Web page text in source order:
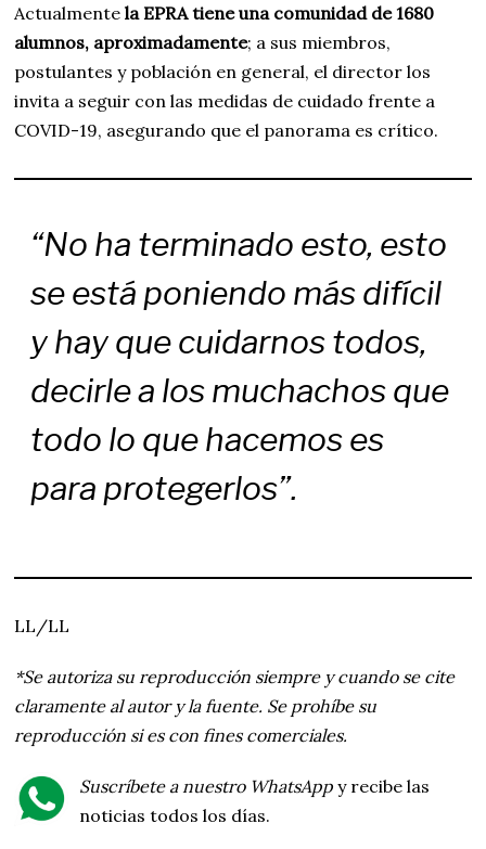
Actualmentela EPRA tiene una comunidad de 1680
alumnos, aproximadamente; a sus miembros,
postulantes y población en general, el director los
invita a seguir con las medidas de cuidado frente a
COVID-19, asegurando que el panorama es crítico.
“No ha terminado esto, esto
se está poniendo más difícil
y hay que cuidarnos todos,
decirle a los muchachos que
todo lo que hacemos es
para protegerlos”.
LL/LL
*Se autoriza su reproducción siempre y cuando se cite
claramente al autor y la fuente. Se prohíbe su
reproducción si es con fines comerciales.
Suscríbete a nuestro WhatsApp y recibe las
noticias todos los días.